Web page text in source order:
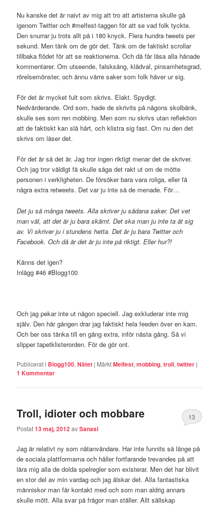
Nu kanske det är naivt av mig att tro att artisterna skulle gå
igenom Twitter och #melfest-taggen för att se vad folk tyckte.
Den snurrar ju trots allt på i 180 knyck. Flera hundra tweets per
sekund. Men tänk om de gör det. Tänk om de faktiskt scrollar
tillbaka flödet för att se reaktionerna. Och då får läsa alla hånade
kommentarer. Om utseende, falsksång, klädval, pinsamhetsgrad,
rörelsemönster, och ännu värre saker som folk häver ur sig.
För det är mycket fult som skrivs. Elakt. Spydigt.
Nedvärderande. Ord som, hade de skrivits på någons skolbänk,
skulle ses som ren mobbing. Men som nu skrivs utan reflektion
att de faktiskt kan slå hårt, och klistra sig fast. Om nu den det
skrivs om läser det.
För det är så det är. Jag tror ingen riktigt menar det de skriver.
Och jag tror väldigt få skulle säga det rakt ut om de mötte
personen i verkligheten. De försöker bara vara roliga, eller få
några extra retweets. Det var ju inte så de menade. För…
Det ju så många tweets. Alla skriver ju sådana saker. Det vet
man väl, att det är ju bara skämt. Det ska man ju inte ta åt sig
av. Vi skriver ju i stundens hetta. Det är ju bara Twitter och
Facebook. Och då är det är ju inte på riktigt. Eller hur?!
Känns det igen?
Inlägg #46 #Blogg100
Och jag pekar inte ut någon speciell. Jag exkluderar inte mig
själv. Den här gången drar jag faktiskt hela feeden över en kam.
Och ber oss tänka till en gång extra, inför nästa gång. Så vi
slipper tapetklisterorden. För de gör ont.
Publicerat i Blogg100,Nätet | MärktMelfest,mobbing,troll,twitter |
1 Kommentar
Troll, idioter och mobbare
Postat13 maj, 2012avSanasi
13
Jag är relativt ny som nätanvändare. Har inte funnits så länge på
de sociala plattformarna och håller fortfarande trevandes på att
lära mig alla de dolda spelregler som existerar. Men det har blivit
en stor del av min vardag och jag älskar det. Alla fantastiska
människor man får kontakt med och som man aldrig annars
skulle mött. Alla svar på frågor man ställer. Allt sällskap